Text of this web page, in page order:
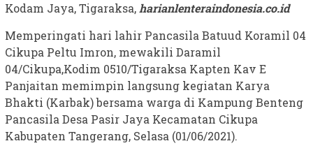
Kodam Jaya, Tigaraksa,harianlenteraindonesia.co.id
Memperingati hari lahir Pancasila Batuud Koramil 04
Cikupa Peltu Imron, mewakili Daramil
04/Cikupa,Kodim 0510/Tigaraksa Kapten Kav E
Panjaitan memimpin langsung kegiatan Karya
Bhakti (Karbak) bersama warga di Kampung Benteng
Pancasila Desa Pasir Jaya Kecamatan Cikupa
Kabupaten Tangerang, Selasa (01/06/2021).